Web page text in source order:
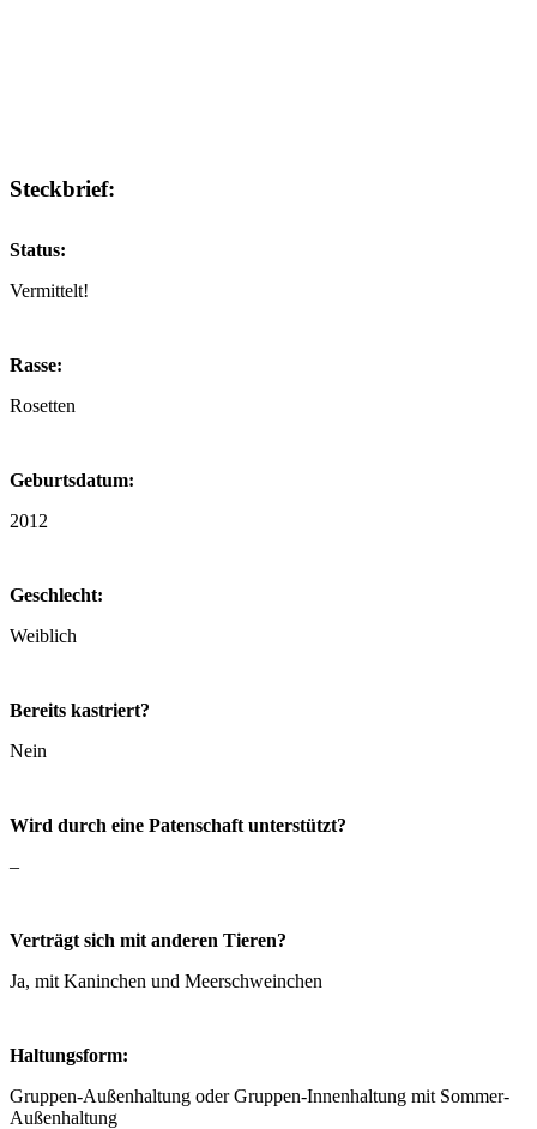
Steckbrief:
Status:
Vermittelt!
Rasse:
Rosetten
Geburtsdatum:
2012
Geschlecht:
Weiblich
Bereits kastriert?
Nein
Wird durch eine Patenschaft unterstützt?
–
Verträgt sich mit anderen Tieren?
Ja, mit Kaninchen und Meerschweinchen
Haltungsform:
Gruppen-Außenhaltung oder Gruppen-Innenhaltung mit Sommer-
Außenhaltung